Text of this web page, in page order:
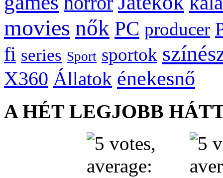
movies nők PC producer
fi series Sport sportok
X360 Állatok énekesnő
A HÉT LEGJOBB